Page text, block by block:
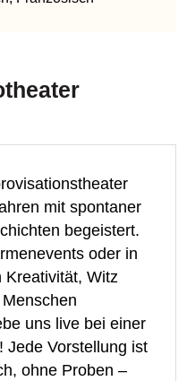
begeistert.
oder in
Kreativität, Witz
uns live bei einer
Vorstellung ist
ohne Proben –
Publikum gibt